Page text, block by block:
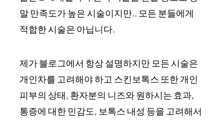
말 만족도가 높은 시술이지만.. 모든 분들에게
적합한 시술은 아닙니다.
제가 블로그에서 항상 설명하지만 모든 시술은
개인차를 고려해야 하고 스킨보톡스 또한 개인
피부의 상태, 환자분의 니즈와 원하시는 효과,
통증에 대한 민감도, 보톡스 내성 등을 고려해서